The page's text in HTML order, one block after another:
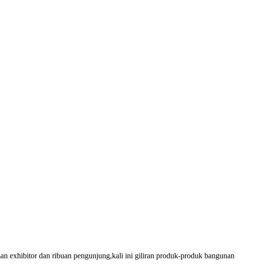
exhibitor dan ribuan pengunjung,kali ini giliran produk-produk bangunan